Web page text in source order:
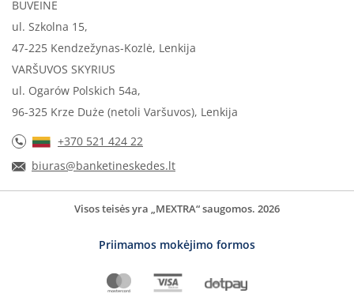
BUVEINĖ
ul. Szkolna 15,
47-225 Kendzežynas-Kozlė, Lenkija
VARŠUVOS SKYRIUS
ul. Ogarów Polskich 54a,
96-325 Krze Duże (netoli Varšuvos), Lenkija
+370 521 424 22
biuras@banketineskedes.lt
Visos teisės yra „MEXTRA“ saugomos. 2026
Priimamos mokėjimo formos